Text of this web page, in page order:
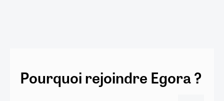
Pourquoi rejoindre Egora ?